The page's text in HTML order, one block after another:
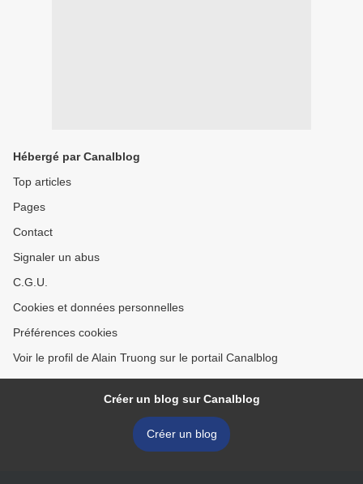
Hébergé par Canalblog
Top articles
Pages
Contact
Signaler un abus
C.G.U.
Cookies et données personnelles
Préférences cookies
Voir le profil de Alain Truong sur le portail Canalblog
Créer un blog sur Canalblog
Créer un blog